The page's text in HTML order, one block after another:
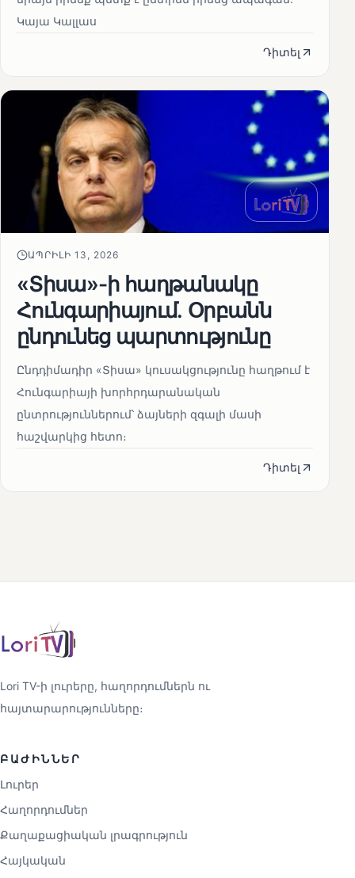
Կայա Կալլաս
Դիտել
ԱՊՐԻԼԻ 13, 2026
«Տիսա»-ի հաղթանակը
Հունգարիայում․ Օրբանն
ընդունեց պարտությունը
Ընդդիմադիր «Տիսա» կուսակցությունը հաղթում է
Հունգարիայի խորհրդարանական
ընտրություններում՝ ձայների զգալի մասի
հաշվարկից հետո։
Դիտել
Lori TV-ի լուրերը, հաղորդումներն ու
հայտարարությունները։
ԲԱԺԻՆՆԵՐ
Լուրեր
Հաղորդումներ
Քաղաքացիական լրագրություն
Հայկական